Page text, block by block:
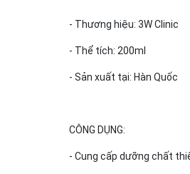
- Thương hiệu: 3W Clinic
- Thể tích: 200ml
- Sản xuất tại: Hàn Quốc
CÔNG DỤNG:
- Cung cấp dưỡng chất